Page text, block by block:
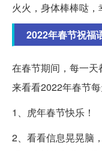
火火，身体棒棒哒，
2022年春节祝福
在春节期间，每一
来看看2022年春节每
1、虎年春节快乐！
2、看看信息晃晃脑